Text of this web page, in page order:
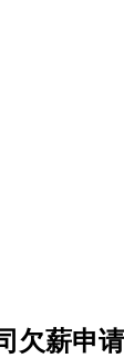
欠薪申